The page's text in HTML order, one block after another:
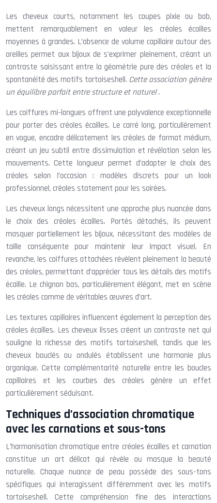
Les cheveux courts, notamment les coupes pixie ou bob,
mettent remarquablement en valeur les créoles écailles
moyennes à grandes. L’absence de volume capillaire autour des
oreilles permet aux bijoux de s’exprimer pleinement, créant un
contraste saisissant entre la géométrie pure des créoles et la
spontanéité des motifs tortoiseshell. Cette association génère
un équilibre parfait entre structure et naturel.
Les coiffures mi-longues offrent une polyvalence exceptionnelle
pour porter des créoles écailles. Le carré long, particulièrement
en vogue, encadre délicatement les créoles de format médium,
créant un jeu subtil entre dissimulation et révélation selon les
mouvements. Cette longueur permet d’adapter le choix des
créoles selon l’occasion : modèles discrets pour un look
professionnel, créoles statement pour les soirées.
Les cheveux longs nécessitent une approche plus nuancée dans
le choix des créoles écailles. Portés détachés, ils peuvent
masquer partiellement les bijoux, nécessitant des modèles de
taille conséquente pour maintenir leur impact visuel. En
revanche, les coiffures attachées révèlent pleinement la beauté
des créoles, permettant d’apprécier tous les détails des motifs
écaille. Le chignon bas, particulièrement élégant, met en scène
les créoles comme de véritables œuvres d’art.
Les textures capillaires influencent également la perception des
créoles écailles. Les cheveux lisses créent un contraste net qui
souligne la richesse des motifs tortoiseshell, tandis que les
cheveux bouclés ou ondulés établissent une harmonie plus
organique. Cette complémentarité naturelle entre les boucles
capillaires et les courbes des créoles génère un effet
particulièrement séduisant.
Techniques d’association chromatique
avec les carnations et sous-tons
L’harmonisation chromatique entre créoles écailles et carnation
constitue un art délicat qui révèle ou masque la beauté
naturelle. Chaque nuance de peau possède des sous-tons
spécifiques qui interagissent différemment avec les motifs
tortoiseshell. Cette compréhension fine des interactions